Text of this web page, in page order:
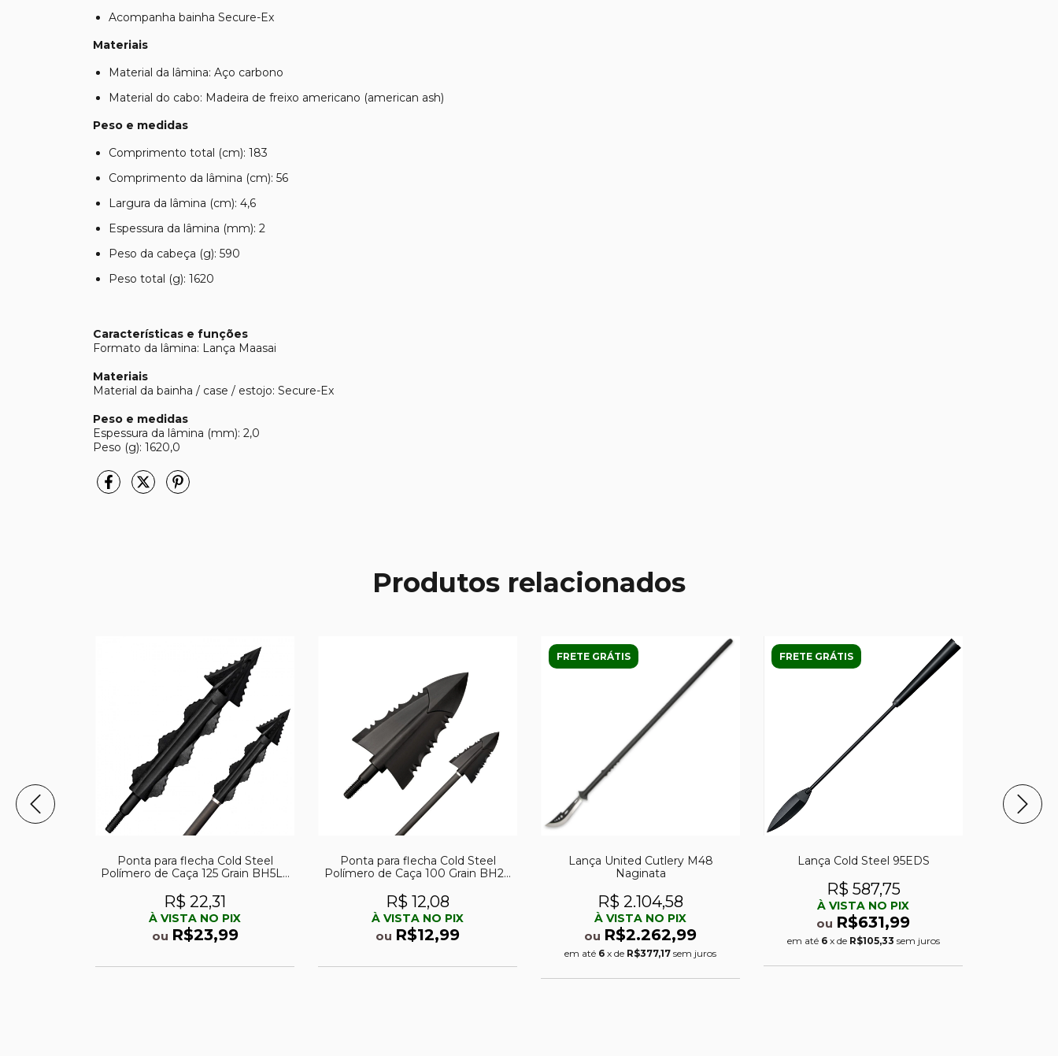
Acompanha bainha Secure-Ex
Materiais
Material da lâmina: Aço carbono
Material do cabo: Madeira de freixo americano (american ash)
Peso e medidas
Comprimento total (cm): 183
Comprimento da lâmina (cm): 56
Largura da lâmina (cm): 4,6
Espessura da lâmina (mm): 2
Peso da cabeça (g): 590
Peso total (g): 1620
Características e funções
Formato da lâmina: Lança Maasai
Materiais
Material da bainha / case / estojo: Secure-Ex
Peso e medidas
Espessura da lâmina (mm): 2,0
Peso (g): 1620,0
Produtos relacionados
Ponta para flecha Cold Steel
Polímero de Caça 125 Grain BH5L -
R$ 22,31
À VISTA NO PIX
ou R$23,99
Ponta para flecha Cold Steel
Polímero de Caça 100 Grain BH2L
R$ 12,08
À VISTA NO PIX
ou R$12,99
FRETE GRÁTIS
Lança United Cutlery M48
Naginata
R$ 2.104,58
À VISTA NO PIX
ou R$2.262,99
em até 6 x de R$377,17 sem juros
FRETE GRÁTIS
Lança Cold Steel 95EDS
R$ 587,75
À VISTA NO PIX
ou R$631,99
em até 6 x de R$105,33 sem juros